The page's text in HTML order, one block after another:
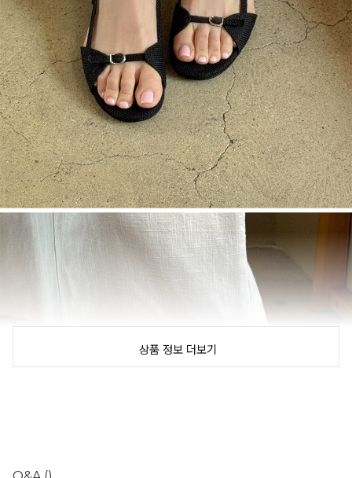
상품 정보 더보기